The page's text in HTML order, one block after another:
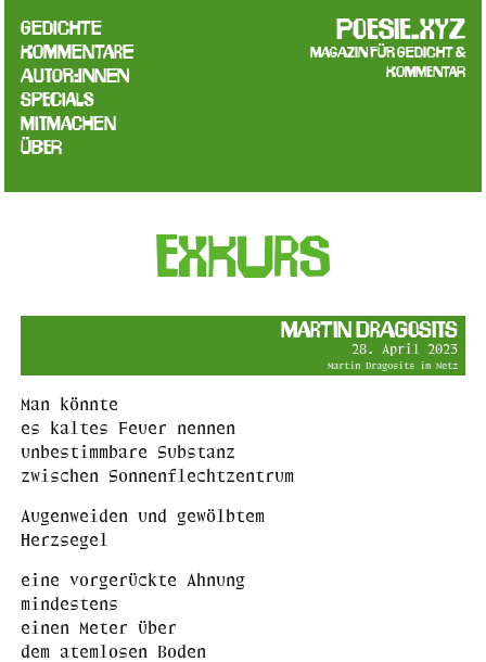
poesie.xyz
Magazin für Gedicht &
Kommentar
Gedichte
Kommentare
Autor:innen
Specials
Mitmachen
Über
Exkurs
Martin Dragosits
28. April 2023
Martin Dragosits im Netz
Man könnte
es kaltes Feuer nennen
unbestimmbare Substanz
zwischen Sonnenflechtzentrum
Augenweiden und gewölbtem
Herzsegel
eine vorgerückte Ahnung
mindestens
einen Meter über
dem atemlosen Boden